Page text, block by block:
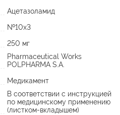
Ацетазоламид
№10х3
250 мг
Pharmaceutical Works
POLPHARMA S.A.
Медикамент
В соответствии с инструкцией
по медицинскому применению
(листком-вкладышем)